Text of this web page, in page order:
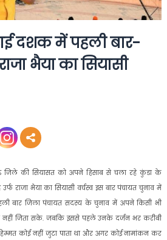
दशक में पहली बार-
भैया का सियासी
जिले की सियासत को अपने हिसाब से चला रहे कुंडा के
उर्फ राजा भैया का सियासी वर्चस्व इस बार पंचायत चुनाव में
बार जिला पंचायत सदस्य के चुनाव में अपने किसी भी
नहीं जिता सके. जबकि इससे पहले उनके दर्जन भर करीबी
कोई नहीं जुटा पाता था और अगर कोई नामांकन कर